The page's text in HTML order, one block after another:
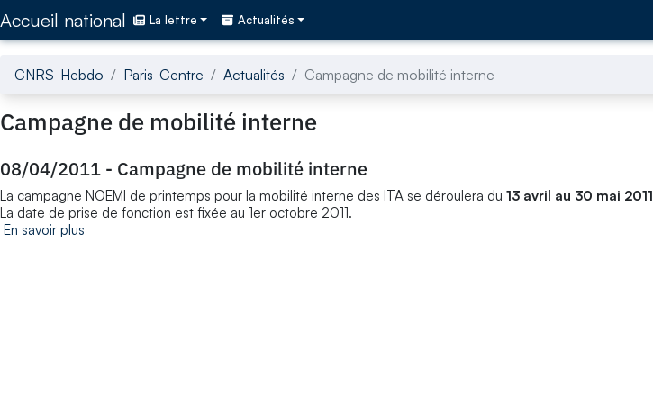
Accueil national La lettre Actualités
CNRS-Hebdo Paris-Centre Actualités Campagne de mobilité interne
Campagne de mobilité interne
08/04/2011 - Campagne de mobilité interne
La campagne NOEMI de printemps pour la mobilité interne des ITA se déroulera du 13 avril au 30 mai 2011
La date de prise de fonction est fixée au 1er octobre 2011.
En savoir plus